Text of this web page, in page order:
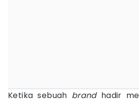
Ketika sebuah brandhadir